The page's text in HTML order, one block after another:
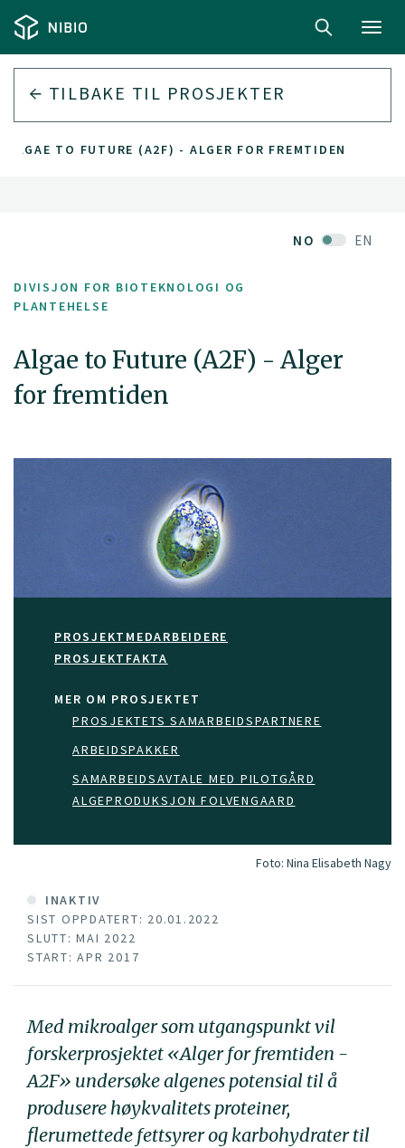
TILBAKE TIL PROSJEKTER
ALGAE TO FUTURE (A2F) - ALGER FOR FREMTIDEN
NO EN
DIVISJON FOR BIOTEKNOLOGI OG
PLANTEHELSE
Algae to Future (A2F) - Alger
for fremtiden
PROSJEKTMEDARBEIDERE
PROSJEKTFAKTA
MER OM PROSJEKTET
PROSJEKTETS SAMARBEIDSPARTNERE
ARBEIDSPAKKER
SAMARBEIDSAVTALE MED PILOTGÅRD
ALGEPRODUKSJON FOLVENGAARD
Foto: Nina Elisabeth Nagy
INAKTIV
SIST OPPDATERT: 20.01.2022
SLUTT: MAI 2022
START: APR 2017
Med mikroalger som utgangspunkt vil
forskerprosjektet «Alger for fremtiden -
A2F» undersøke algenes potensial til å
produsere høykvalitets proteiner,
flerumettede fettsyrer og karbohydrater til